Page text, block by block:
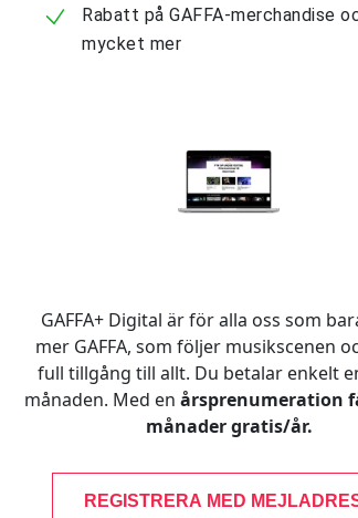
Rabatt på GAFFA-merchandise
mycket mer
GAFFA+ Digital är för alla oss som
mer GAFFA, som följer musikscenen
full tillgång till allt. Du betalar enkelt
månaden. Med en årsprenumeration
månader gratis/år.
REGISTRERA MED